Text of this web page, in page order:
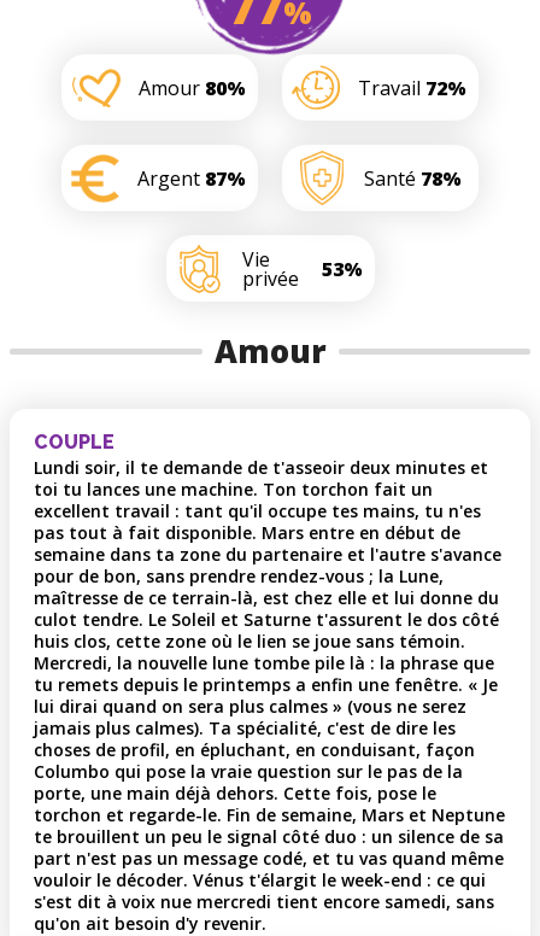
%
Amour80% Travail 72%
Argent 87% Santé 78%
Vie
privée 53%
Amour
COUPLE
Lundi soir, il te demande de t'asseoir deux minutes et
toi tu lances une machine. Ton torchon fait un
excellent travail : tant qu'il occupe tes mains, tu n'es
pas tout à fait disponible. Mars entre en début de
semaine dans ta zone du partenaire et l'autre s'avance
pour de bon, sans prendre rendez-vous ; la Lune,
maîtresse de ce terrain-là, est chez elle et lui donne du
culot tendre. Le Soleil et Saturne t'assurent le dos côté
huis clos, cette zone où le lien se joue sans témoin.
Mercredi, la nouvelle lune tombe pile là : la phrase que
tu remets depuis le printemps a enfin une fenêtre. « Je
lui dirai quand on sera plus calmes » (vous ne serez
jamais plus calmes). Ta spécialité, c'est de dire les
choses de profil, en épluchant, en conduisant, façon
Columbo qui pose la vraie question sur le pas de la
porte, une main déjà dehors. Cette fois, pose le
torchon et regarde-le. Fin de semaine, Mars et Neptune
te brouillent un peu le signal côté duo : un silence de sa
part n'est pas un message codé, et tu vas quand même
vouloir le décoder. Vénus t'élargit le week-end : ce qui
s'est dit à voix nue mercredi tient encore samedi, sans
qu'on ait besoin d'y revenir.